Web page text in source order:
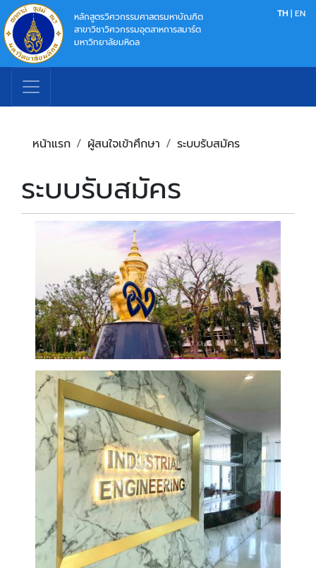
หลักสูตรวิศวกรรมศาสตรมหาบัณฑิต
สาขาวิชาวิศวกรรมอุตสาหการสมาร์ต
มหาวิทยาลัยมหิดล
TH| EN
หน้าแรก ผู้สนใจเข้าศึกษา ระบบรับสมัคร
ระบบรับสมัคร